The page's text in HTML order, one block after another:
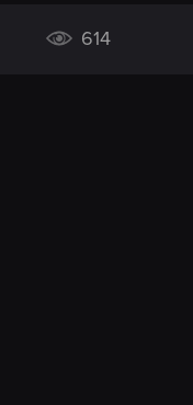
614